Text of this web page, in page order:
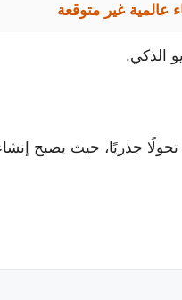
عالمية غير متوقعة
الذكي.
جذريًا، حيث يصبح